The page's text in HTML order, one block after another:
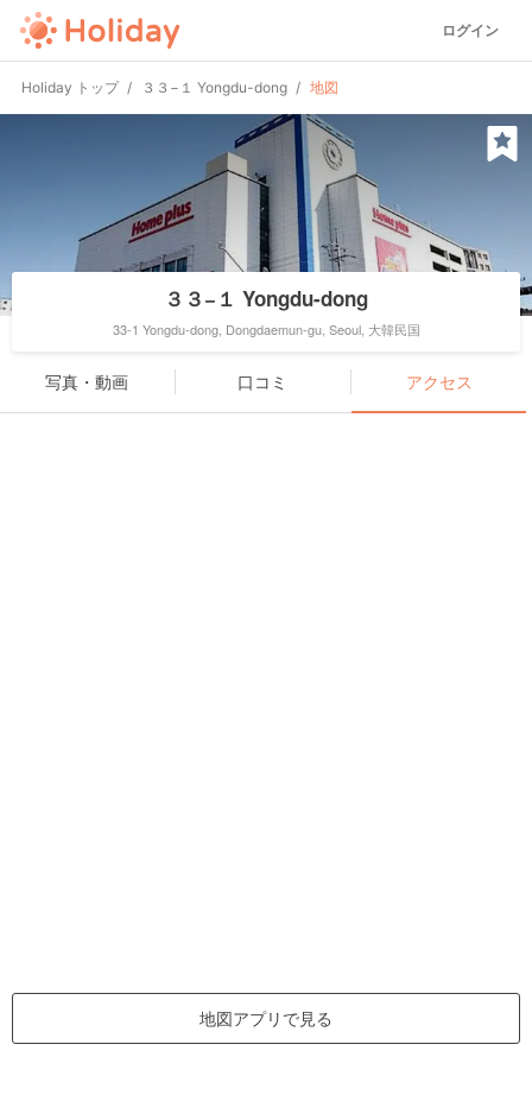
ログイン
Holiday トップ ３３−１ Yongdu-dong 地図
３３−１ Yongdu-dong
33-1 Yongdu-dong, Dongdaemun-gu, Seoul, 大韓民国
写真・動画 口コミ アクセス
地図アプリで見る